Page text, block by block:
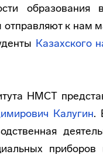
к нам
Казахского
НМСТ
Калугин.
приборов